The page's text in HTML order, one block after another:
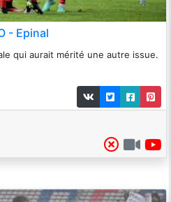
- Epinal
qui aurait mérité une autre issue.